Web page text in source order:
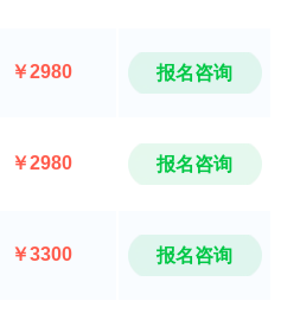
￥2980 报名咨询
￥2980 报名咨询
￥3300 报名咨询